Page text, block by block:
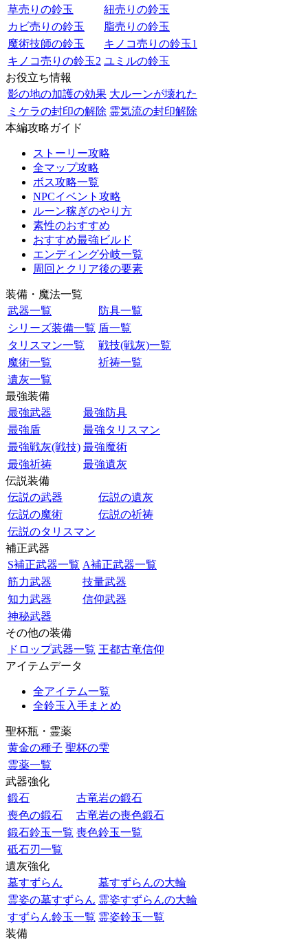
草売りの鈴玉
紐売りの鈴玉
カビ売りの鈴玉
脂売りの鈴玉
魔術技師の鈴玉
キノコ売りの鈴玉1
キノコ売りの鈴玉2 ユミルの鈴玉
お役立ち情報
影の地の加護の効果 大ルーンが壊れた
ミケラの封印の解除 霊気流の封印解除
本編攻略ガイド
ストーリー攻略
全マップ攻略
ボス攻略一覧
NPCイベント攻略
ルーン稼ぎのやり方
素性のおすすめ
おすすめ最強ビルド
エンディング分岐一覧
周回とクリア後の要素
装備・魔法一覧
武器一覧
防具一覧
シリーズ装備一覧 盾一覧
タリスマン一覧
戦技(戦灰)一覧
魔術一覧
祈祷一覧
遺灰一覧
最強装備
最強武器
最強防具
最強盾
最強タリスマン
最強戦灰(戦技) 最強魔術
最強祈祷
最強遺灰
伝説装備
伝説の武器
伝説の遺灰
伝説の魔術
伝説の祈祷
伝説のタリスマン
補正武器
S補正武器一覧 A補正武器一覧
筋力武器
技量武器
知力武器
信仰武器
神秘武器
その他の装備
ドロップ武器一覧 王都古竜信仰
アイテムデータ
全アイテム一覧
全鈴玉入手まとめ
聖杯瓶・霊薬
黄金の種子 聖杯の雫
霊薬一覧
武器強化
鍛石
古竜岩の鍛石
喪色の鍛石
古竜岩の喪色鍛石
鍛石鈴玉一覧 喪色鈴玉一覧
砥石刃一覧
遺灰強化
墓すずらん
墓すずらんの大輪
霊姿の墓すずらん 霊姿すずらんの大輪
すずらん鈴玉一覧 霊姿鈴玉一覧
装備